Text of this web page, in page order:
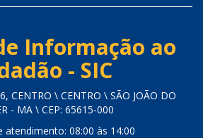
Informação ao
- SIC
CENTRO \ CENTRO \ SÃO JOÃO DO
- MA \ CEP: 65615-000
atendimento: 08:00 às 14:00